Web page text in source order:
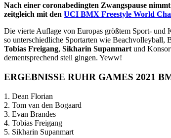
Nach einer coronabedingten Zwangspause
zeitgleich mit den UCI BMX Freestyle World
Die vierte Auflage von Europas größtem Sport- und
so unterschiedliche Sportarten wie
Tobias Freigang, Sikharin Supanmart und
dementsprechend steil gingen. Yeww!
ERGEBNISSE RUHR GAMES 2021
1. Dean Florian
2. Tom van den Bogaard
3. Evan Brandes
4. Tobias Freigang
5. Sikharin Supanmart